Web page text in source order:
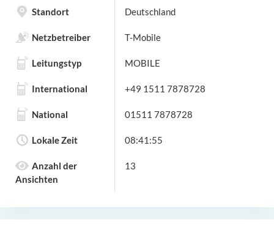
Standort Deutschland
Netzbetreiber T-Mobile
Leitungstyp MOBILE
International +49 1511 7878728
National 01511 7878728
Lokale Zeit 08:41:55
Anzahl der
Ansichten
13